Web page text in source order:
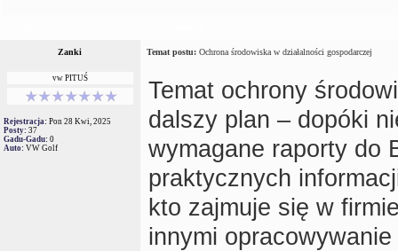
Zanki Temat postu: Ochrona środowiska w działalności gospodarczej
vw PITUŚ
Rejestracja: Pon 28 Kwi, 2025
Posty: 37
Gadu-Gadu: 0
Auto: VW Golf
Temat ochrony
dalszy plan – dopóki
wymagane raporty do
praktycznych
kto zajmuje się w
innymi